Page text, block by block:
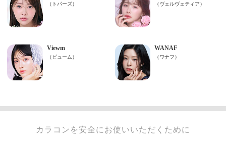
カラコンを安全にお使いいただくために